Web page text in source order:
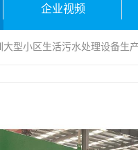
企业视频
大型小区生活污水处理设备生